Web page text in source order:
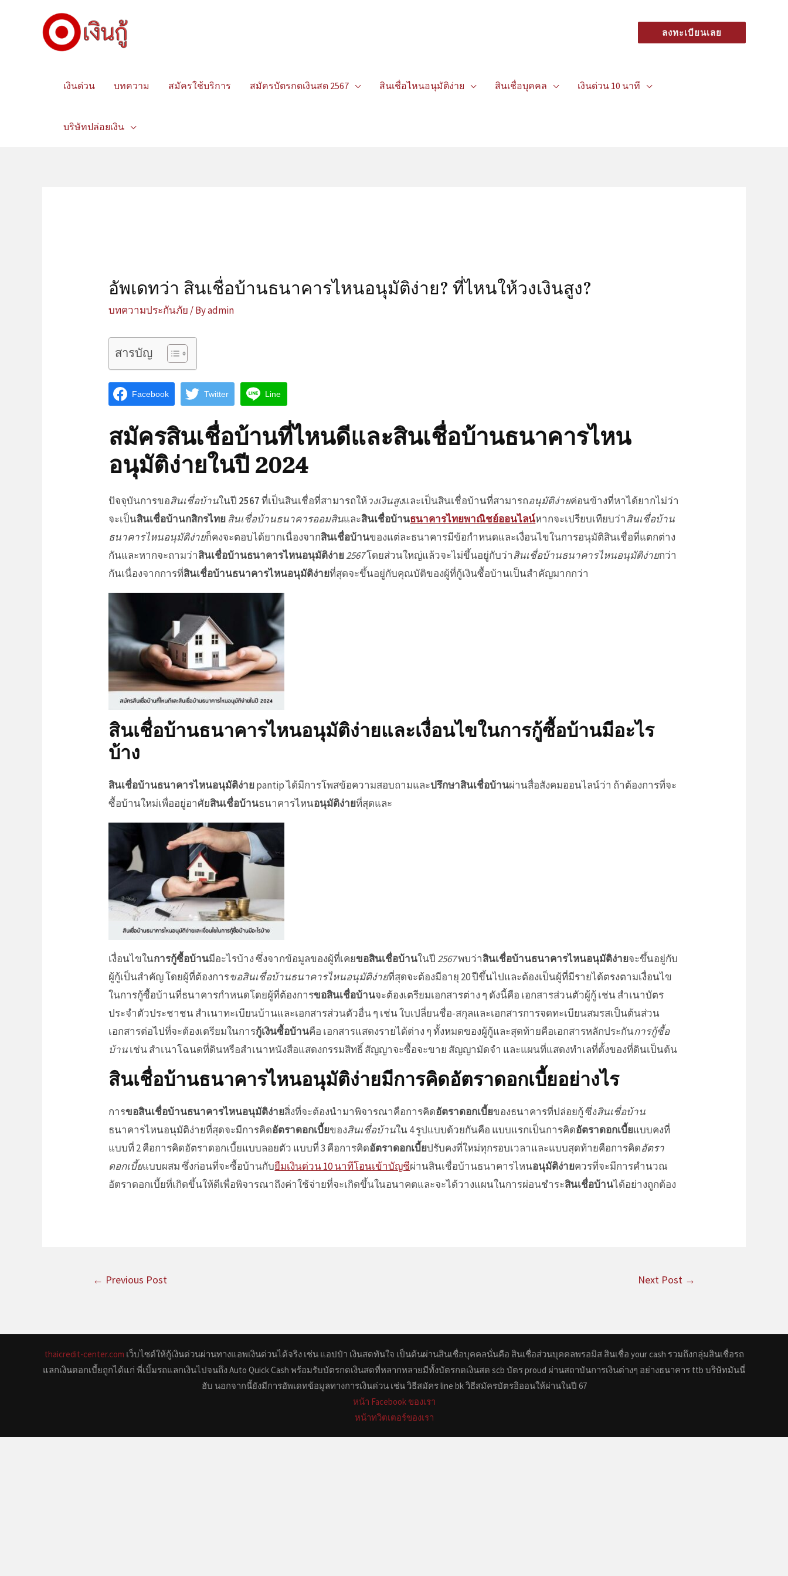
ลงทะเบียนเลย
เงินด่วน บทความ สมัครใช้บริการ สมัครบัตรกดเงินสด 2567 สินเชื่อไหนอนุมัติง่าย สินเชื่อบุคคล เงินด่วน 10 นาที
บริษัทปล่อยเงิน
อัพเดทว่า สินเชื่อบ้านธนาคารไหนอนุมัติง่าย? ที่ไหนให้วงเงินสูง?
บทความประกันภัย / Byadmin
สารบัญ
Facebook Twitter Line
สมัครสินเชื่อบ้านที่ไหนดีและสินเชื่อบ้านธนาคารไหน
อนุมัติง่ายในปี 2024
ปัจจุบันการขอสินเชื่อบ้านในปี 2567ที่เป็นสินเชื่อที่สามารถให้วงเงินสูงและเป็นสินเชื่อบ้านที่สามารถอนุมัติง่ายค่อนข้างที่หาได้ยากไม่ว่า
จะเป็นสินเชื่อบ้านกสิกรไทย สินเชื่อบ้านธนาคารออมสินและสินเชื่อบ้านธนาคารไทยพาณิชย์ออนไลน์หากจะเปรียบเทียบว่าสินเชื่อบ้าน
ธนาคารไหนอนุมัติง่ายก็คงจะตอบได้ยากเนื่องจากสินเชื่อบ้านของแต่ละธนาคารมีข้อกำหนดและเงื่อนไขในการอนุมัติสินเชื่อที่แตกต่าง
กันและหากจะถามว่าสินเชื่อบ้านธนาคารไหนอนุมัติง่าย2567โดยส่วนใหญ่แล้วจะไม่ขึ้นอยู่กับว่าสินเชื่อบ้านธนาคารไหนอนุมัติง่ายกว่า
กันเนื่องจากการที่สินเชื่อบ้านธนาคารไหนอนุมัติง่ายที่สุดจะขึ้นอยู่กับคุณบัติของผู้ที่กู้เงินซื้อบ้านเป็นสำคัญมากกว่า
สินเชื่อบ้านธนาคารไหนอนุมัติง่ายและเงื่อนไขในการกู้ซื้อบ้านมีอะไร
บ้าง
สินเชื่อบ้านธนาคารไหนอนุมัติง่ายpantipได้มีการโพสข้อความสอบถามและปรึกษาสินเชื่อบ้านผ่านสื่อสังคมออนไลน์ว่า ถ้าต้องการที่จะ
ซื้อบ้านใหม่เพื่ออยู่อาศัยสินเชื่อบ้านธนาคารไหนอนุมัติง่ายที่สุดและ
เงื่อนไขในการกู้ซื้อบ้านมีอะไรบ้าง ซึ่งจากข้อมูลของผู้ที่เคยขอสินเชื่อบ้านในปี2567พบว่าสินเชื่อบ้านธนาคารไหนอนุมัติง่ายจะขึ้นอยู่กับ
ผู้กู้เป็นสำคัญ โดยผู้ที่ต้องการขอสินเชื่อบ้านธนาคารไหนอนุมัติง่ายที่สุดจะต้องมีอายุ 20 ปีขึ้นไปและต้องเป็นผู้ที่มีรายได้ตรงตามเงื่อนไข
ในการกู้ซื้อบ้านที่ธนาคารกำหนดโดยผู้ที่ต้องการขอสินเชื่อบ้านจะต้องเตรียมเอกสารต่าง ๆ ดังนี้คือ เอกสารส่วนตัวผู้กู้ เช่น สำเนาบัตร
ประจำตัวประชาชน สำเนาทะเบียนบ้านและเอกสารส่วนตัวอื่น ๆ เช่น ใบเปลี่ยนชื่อ-สกุลและเอกสารการจดทะเบียนสมรสเป็นต้นส่วน
เอกสารต่อไปที่จะต้องเตรียมในการกู้เงินซื้อบ้านคือ เอกสารแสดงรายได้ต่าง ๆ ทั้งหมดของผู้กู้และสุดท้ายคือเอกสารหลักประกันการกู้ซื้อ
บ้านเช่น สำเนาโฉนดที่ดินหรือสำเนาหนังสือแสดงกรรมสิทธิ์ สัญญาจะซื้อจะขาย สัญญามัดจำ และแผนที่แสดงทำเลที่ตั้งของที่ดินเป็นต้น
สินเชื่อบ้านธนาคารไหนอนุมัติง่ายมีการคิดอัตราดอกเบี้ยอย่างไร
การขอสินเชื่อบ้านธนาคารไหนอนุมัติง่ายสิ่งที่จะต้องนำมาพิจารณาคือการคิดอัตราดอกเบี้ยของธนาคารที่ปล่อยกู้ ซึ่งสินเชื่อบ้าน
ธนาคารไหนอนุมัติง่ายที่สุดจะมีการคิดอัตราดอกเบี้ยของสินเชื่อบ้านใน 4 รูปแบบด้วยกันคือ แบบแรกเป็นการคิดอัตราดอกเบี้ยแบบคงที่
แบบที่ 2 คือการคิดอัตราดอกเบี้ยแบบลอยตัว แบบที่ 3 คือการคิดอัตราดอกเบี้ยปรับคงที่ใหม่ทุกรอบเวลาและแบบสุดท้ายคือการคิดอัตรา
ดอกเบี้ยแบบผสม ซึ่งก่อนที่จะซื้อบ้านกับยืมเงินด่วน 10 นาทีโอนเข้าบัญชีผ่านสินเชื่อบ้านธนาคารไหนอนุมัติง่ายควรที่จะมีการคำนวณ
อัตราดอกเบี้ยที่เกิดขึ้นให้ดีเพื่อพิจารณาถึงค่าใช้จ่ายที่จะเกิดขึ้นในอนาคตและจะได้วางแผนในการผ่อนชำระสินเชื่อบ้านได้อย่างถูกต้อง
← Previous Post Next Post →
thaicredit-center.com เว็บไซต์ให้กู้เงินด่วนผ่านทางแอพเงินด่วนได้จริง เช่น แอปป๋า เงินสดทันใจ เป็นต้นผ่านสินเชื่อบุคคลนั่นคือ สินเชื่อส่วนบุคคลพรอมิส สินเชื่อ your cash รวมถึงกลุ่มสินเชื่อรถ
แลกเงินดอกเบี้ยถูกได้แก่ พี่เบิ้มรถแลกเงินไปจนถึง Auto Quick Cash พร้อมรับบัตรกดเงินสดที่หลากหลายมีทั้งบัตรกดเงินสด scb บัตร proud ผ่านสถาบันการเงินต่างๆ อย่างธนาคาร ttb บริษัทมันนี่
ฮับ นอกจากนี้ยังมีการอัพเดทข้อมูลทางการเงินด่วน เช่น วิธีสมัคร line bk วิธีสมัครบัตรอิออนให้ผ่านในปี 67
หน้า Facebook ของเรา
หน้าทวิตเตอร์ของเรา